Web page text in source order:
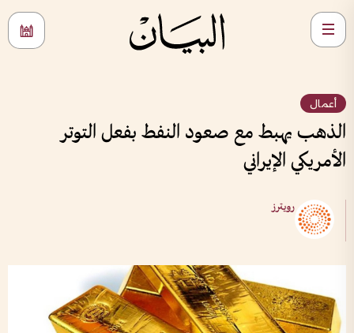
أعمال
الذهب يهبط مع صعود النفط بفعل التوتر
الأمريكي الإيراني
رويترز